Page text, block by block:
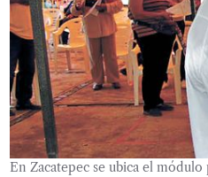
En Zacatepec se ubica el